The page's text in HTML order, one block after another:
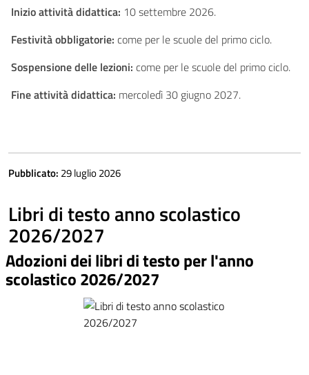
Inizio attività didattica: 10 settembre 2026.
Festività obbligatorie: come per le scuole del primo ciclo.
Sospensione delle lezioni: come per le scuole del primo ciclo.
Fine attività didattica: mercoledì 30 giugno 2027.
Pubblicato: 29 luglio 2026
Libri di testo anno scolastico
2026/2027
Adozioni dei libri di testo per l'anno
scolastico 2026/2027